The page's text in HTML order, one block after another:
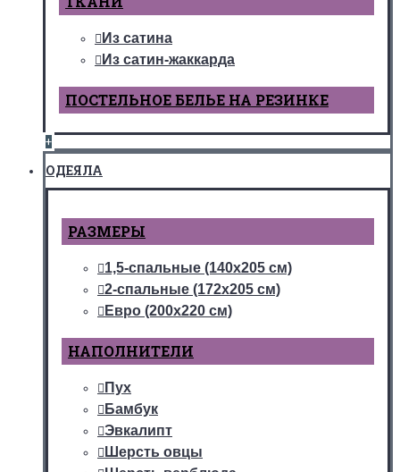
Из сатина
Из сатин-жаккарда
ПОСТЕЛЬНОЕ БЕЛЬЕ НА РЕЗИНКЕ
+
ОДЕЯЛА
РАЗМЕРЫ
1,5-спальные (140х205 см)
2-спальные (172х205 см)
Евро (200х220 см)
НАПОЛНИТЕЛИ
Пух
Бамбук
Эвкалипт
Шерсть овцы